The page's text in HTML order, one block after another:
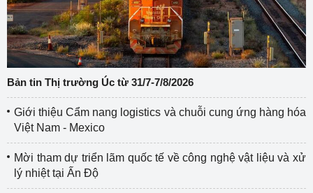
Bản tin Thị trường Úc từ 31/7-7/8/2026
Giới thiệu Cẩm nang logistics và chuỗi cung ứng hàng hóa
Việt Nam - Mexico
Mời tham dự triển lãm quốc tế về công nghệ vật liệu và xử
lý nhiệt tại Ấn Độ